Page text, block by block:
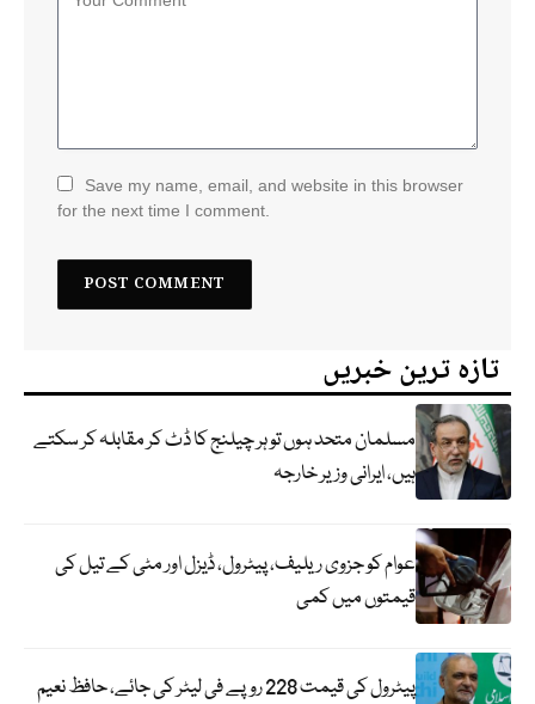
Save my name, email, and website in this browser
for the next time I comment.
تازہ ترین خبریں
مسلمان متحد ہوں تو ہر چیلنج کا ڈٹ کر مقابلہ کر سکتے
ہیں، ایرانی وزیر خارجہ
عوام کو جزوی ریلیف، پیٹرول، ڈیزل اور مٹی کے تیل کی
قیمتوں میں کمی
پیٹرول کی قیمت 228 روپے فی لیٹر کی جائے، حافظ نعیم